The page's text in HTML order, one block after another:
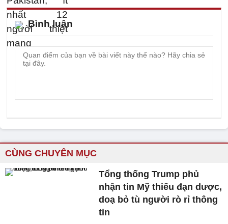
Bình luận
CÙNG CHUYÊN MỤC
Tổng thống Trump phủ
nhận tin Mỹ thiếu đạn dược,
doạ bỏ tù người rò rỉ thông
tin